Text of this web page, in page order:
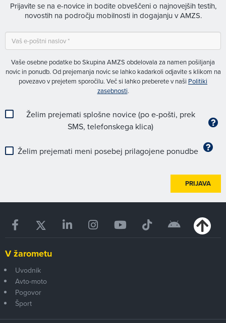
Prijavite se na e-novice in bodite obveščeni o najnovejših testih,
novostih na področju mobilnosti in dogajanju v AMZS.
Vaše osebne podatke bo Skupina AMZS obdelovala za namen pošiljanja
novic in ponudb. Od prejemanja novic se lahko kadarkoli odjavite s klikom na
povezavo v prejetem sporočilu. Več si lahko preberete v naši Politiki
zasebnosti.
Želim prejemati splošne novice (po e-pošti, prek
SMS, telefonskega klica)
Želim prejemati meni posebej prilagojene ponudbe
PRIJAVA
V žarometu
Uvodnik
Avto-moto
Pogovor
Šport